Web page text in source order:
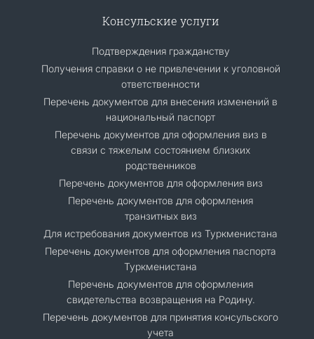
Консульские услуги
Подтверждения гражданству
Получения справки о не привлечении к уголовной
ответственности
Перечень документов для внесения изменений в
национальный паспорт
Перечень документов для оформления виз в
связи с тяжелым состоянием близких
родственников
Перечень документов для оформления виз
Перечень документов для оформления
транзитных виз
Для истребования документов из Туркменистана
Перечень документов для оформления паспорта
Туркменистана
Перечень документов для оформления
свидетельства возвращения на Родину.
Перечень документов для принятия консульского
учета